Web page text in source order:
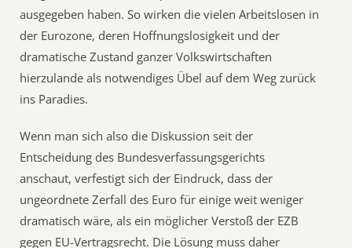
ausgegeben haben. So wirken die vielen Arbeitslosen in
der Eurozone, deren Hoffnungslosigkeit und der
dramatische Zustand ganzer Volkswirtschaften
hierzulande als notwendiges Übel auf dem Weg zurück
ins Paradies.
Wenn man sich also die Diskussion seit der
Entscheidung des Bundesverfassungsgerichts
anschaut, verfestigt sich der Eindruck, dass der
ungeordnete Zerfall des Euro für einige weit weniger
dramatisch wäre, als ein möglicher Verstoß der EZB
gegen EU-Vertragsrecht. Die Lösung muss daher